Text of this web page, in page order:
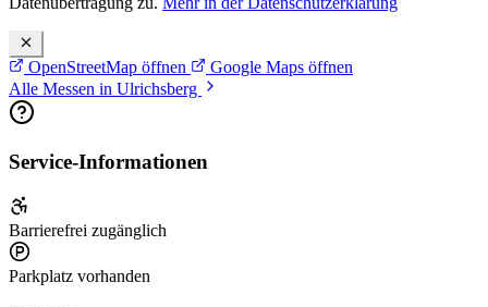
OpenStreetMap öffnen
Google Maps öffnen
Alle Messen in Ulrichsberg
Service-Informationen
Barrierefrei zugänglich
Parkplatz vorhanden